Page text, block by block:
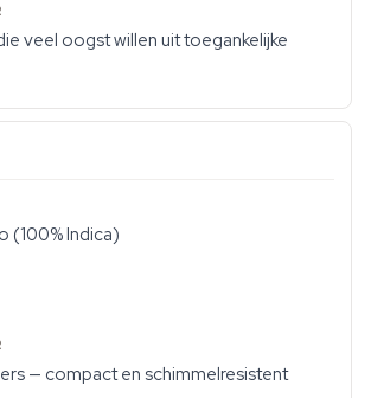
veel oogst willen uit toegankelijke
(100% Indica)
— compact en schimmelresistent